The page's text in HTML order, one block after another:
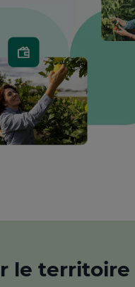
le territoire